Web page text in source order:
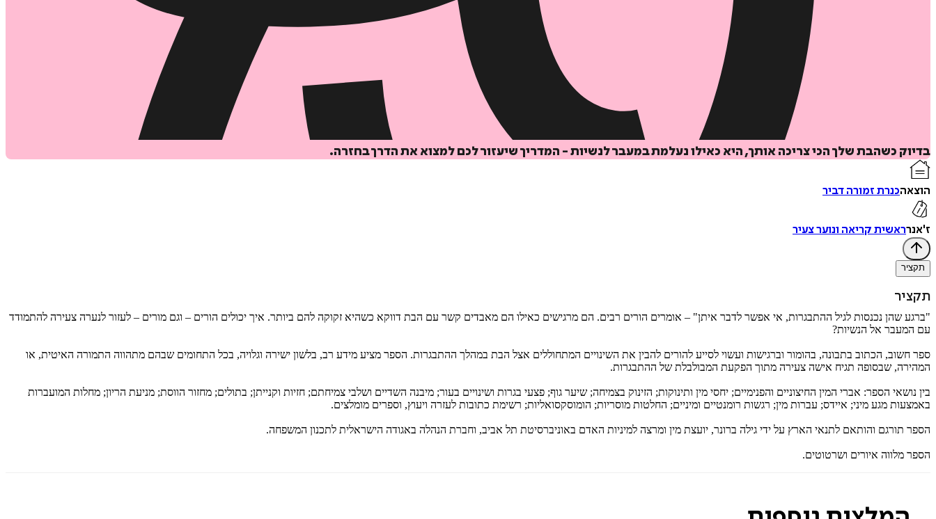
בדיוק כשהבת שלך הכי צריכה אותך, היא כאילו נעלמת במעבר לנשיות - המדריך שיעזור לכם למצוא את הדרך בחזרה.
הוצאהכנרת זמורה דביר
ז'אנרראשית קריאה ונוער צעיר
תקציר
תקציר
"ברגע שהן נכנסות לגיל ההתבגרות, אי אפשר לדבר איתן" – אומרים הורים רבים. הם מרגישים כאילו הם מאבדים קשר עם הבת דווקא כשהיא זקוקה להם ביותר. איך יכולים הורים – וגם מורים – לעזור לנערה צעירה להתמודד
עם המעבר אל הנשיות?
ספר חשוב, הכתוב בתבונה, בהומור וברגישות ועשוי לסייע להורים להבין את השינויים המתחוללים אצל הבת במהלך ההתבגרות. הספר מציע מידע רב, בלשון ישירה וגלויה, בכל התחומים שבהם מתהווה התמורה האיטית, או
המהירה, שבסופה תגיח אישה צעירה מתוך הפקעת המבולבלת של ההתבגרות.
בין נושאי הספר: אברי המין החיצוניים והפנימיים; יחסי מין ותינוקות; הזינוק בצמיחה; שיער גוף; פצעי בגרות ושינויים בעור; מיבנה השדיים ושלבי צמיחתם; חזיות וקנייתן; בתולים; מחזור הווסת; מניעת הריון; מחלות המועברות
באמצעות מגע מיני; איידס; עברות מין; רגשות רומנטיים ומיניים; החלטות מוסריות; הומוסקסואליות; רשימת כתובות לעזרה ויעוץ, וספרים מומלצים.
הספר תורגם והותאם לתנאי הארץ על ידי גילה ברונר, יועצת מין ומרצה למיניות האדם באוניברסיטת תל אביב, וחברת הנהלה באגודה הישראלית לתכנון המשפחה.
הספר מלווה איורים ושרטוטים.